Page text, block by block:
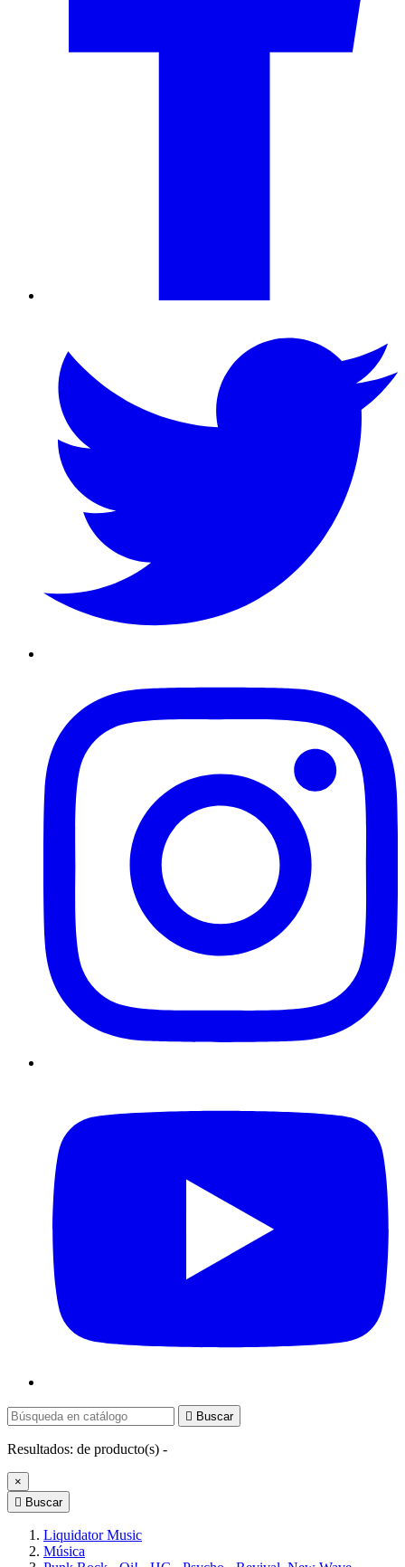
 Buscar
Resultados: de producto(s) -
×
 Buscar
Liquidator Music
Música